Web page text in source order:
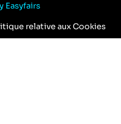
Easyfairs
relative aux Cookies